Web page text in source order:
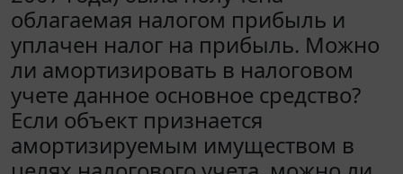
облагаемая налогом прибыль и
уплачен налог на прибыль. Можно
ли амортизировать в налоговом
учете данное основное средство?
Если объект признается
амортизируемым имуществом в